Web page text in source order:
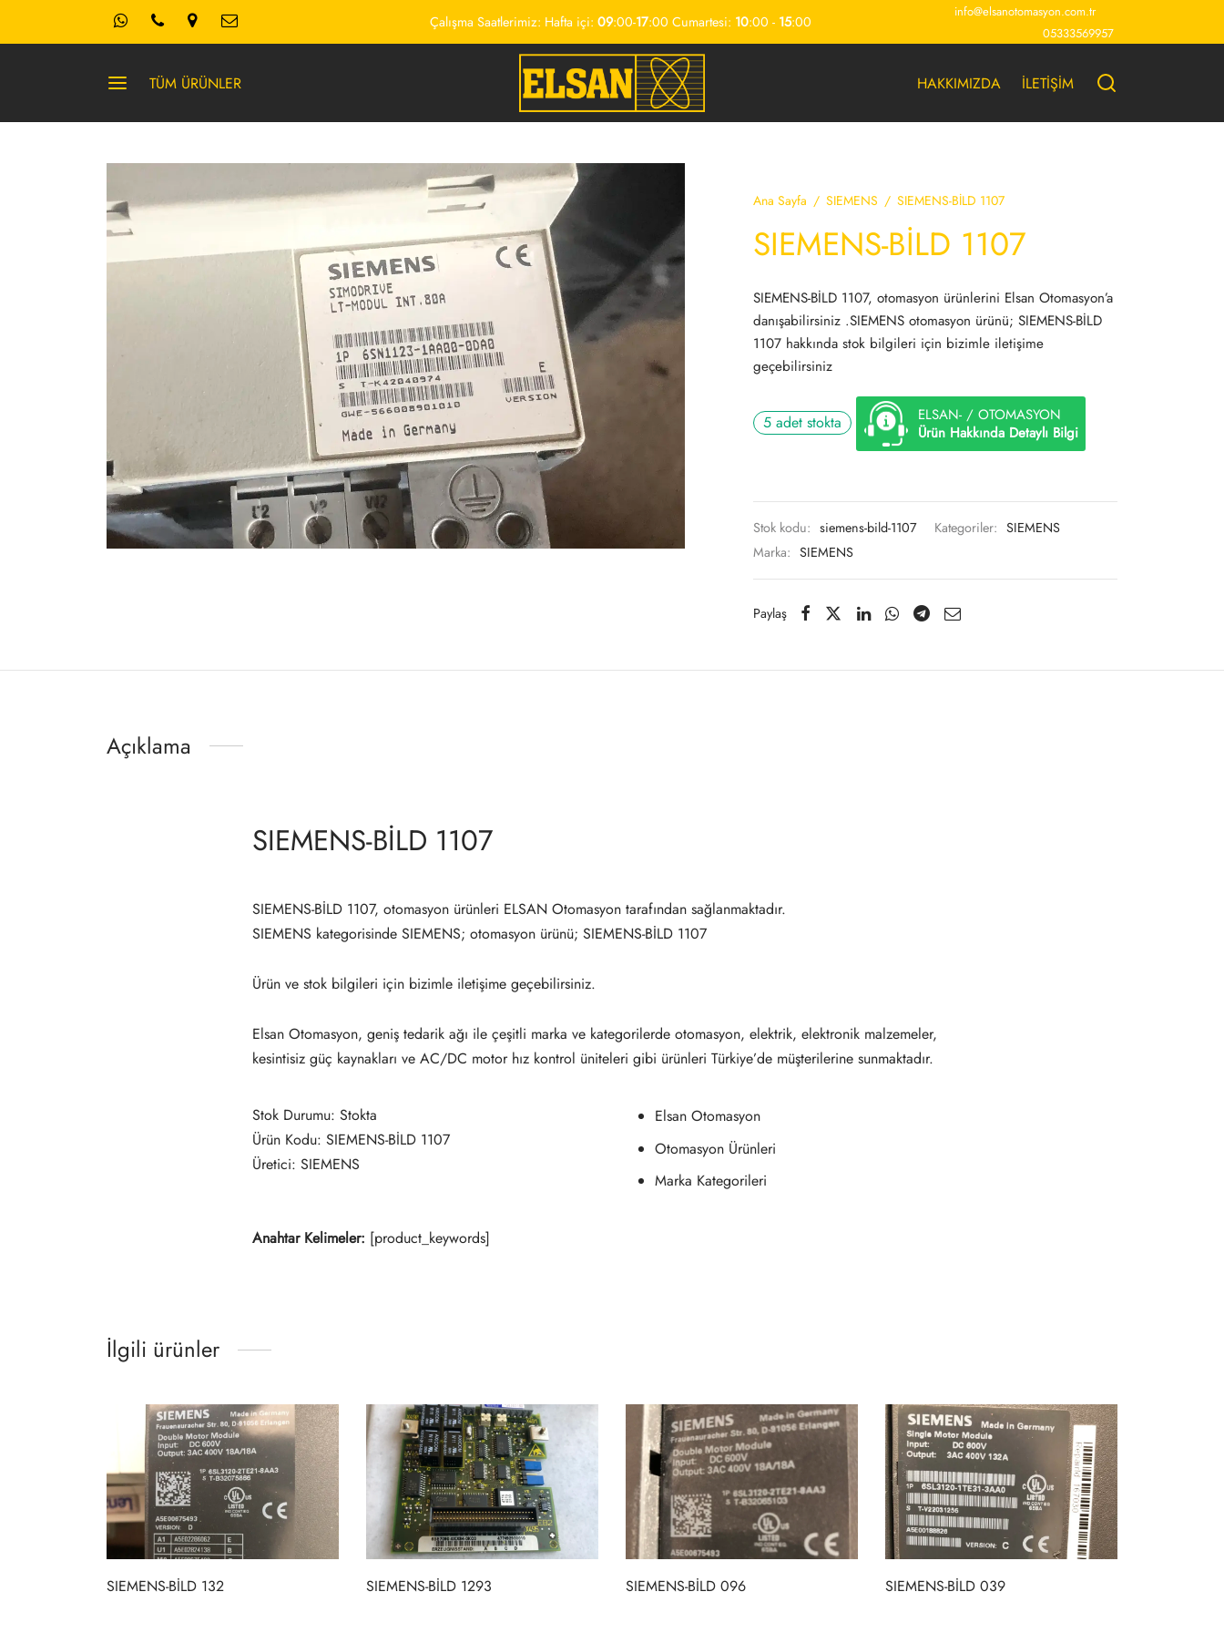
Çalışma Saatlerimiz: Hafta içi: 09:00-17:00 Cumartesi: 10:00 - 15:00
info@elsanotomasyon.com.tr
05333569957
TÜM ÜRÜNLER HAKKIMIZDA İLETİŞİM
Ana Sayfa / SIEMENS / SIEMENS-BİLD 1107
SIEMENS-BİLD 1107
SIEMENS-BİLD 1107, otomasyon ürünlerini Elsan Otomasyon’a
danışabilirsiniz .SIEMENS otomasyon ürünü; SIEMENS-BİLD
1107 hakkında stok bilgileri için bizimle iletişime
geçebilirsiniz
5 adet stokta
ELSAN- / OTOMASYON
Ürün Hakkında Detaylı Bilgi
Stok kodu: siemens-bild-1107 Kategoriler: SIEMENS
Marka: SIEMENS
Paylaş
Açıklama
SIEMENS-BİLD 1107
SIEMENS-BİLD 1107, otomasyon ürünleri ELSAN Otomasyon tarafından sağlanmaktadır.
SIEMENS kategorisinde SIEMENS; otomasyon ürünü; SIEMENS-BİLD 1107
Ürün ve stok bilgileri için bizimle iletişime geçebilirsiniz.
Elsan Otomasyon, geniş tedarik ağı ile çeşitli marka ve kategorilerde otomasyon, elektrik, elektronik malzemeler,
kesintisiz güç kaynakları ve AC/DC motor hız kontrol üniteleri gibi ürünleri Türkiye’de müşterilerine sunmaktadır.
Stok Durumu: Stokta
Ürün Kodu: SIEMENS-BİLD 1107
Üretici: SIEMENS
Elsan Otomasyon
Otomasyon Ürünleri
Marka Kategorileri
Anahtar Kelimeler: [product_keywords]
İlgili ürünler
SIEMENS-BİLD 132 SIEMENS-BİLD 1293 SIEMENS-BİLD 096 SIEMENS-BİLD 039